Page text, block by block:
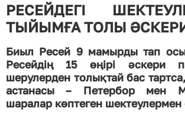
РЕСЕЙДЕГІ
ТЫЙЫМҒА ТОЛЫ
Биыл Ресей 9 мамырды тап
Ресейдің 15 өңірі әскери
шерулерден толықтай бас
астанасы – Петербор мен
шаралар көптеген шектеулермен